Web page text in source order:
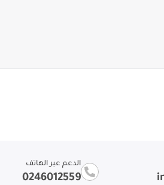
الدعم عبر الهاتف
0246012559